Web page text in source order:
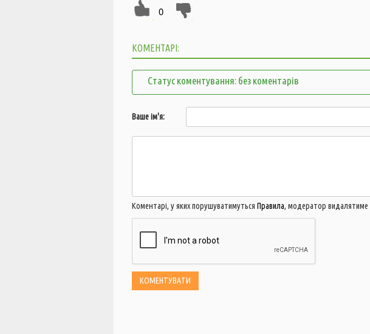
0
КОМЕНТАРІ:
Статус коментування: без коментарів
Ваше ім'я:
Коментарі, у яких порушуватимуться Правила, модератор видалятиме